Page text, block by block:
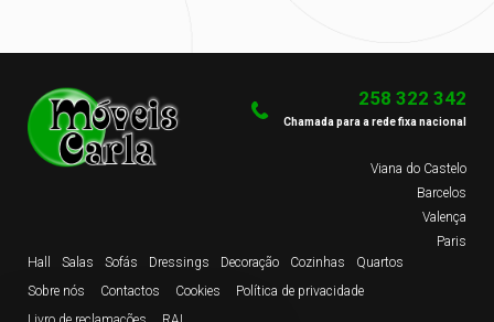
Hall Salas Sofás Dressings Decoração Cozinhas
Quartos
Sobre nós
Contactos Cookies
Política de privacidade
258 322 342
Chamada para a rede fixa nacional
Viana do Castelo
Barcelos
Valença
Paris